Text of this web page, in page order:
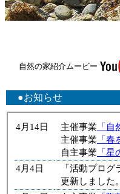
自然の家紹介ムービー
●お知らせ